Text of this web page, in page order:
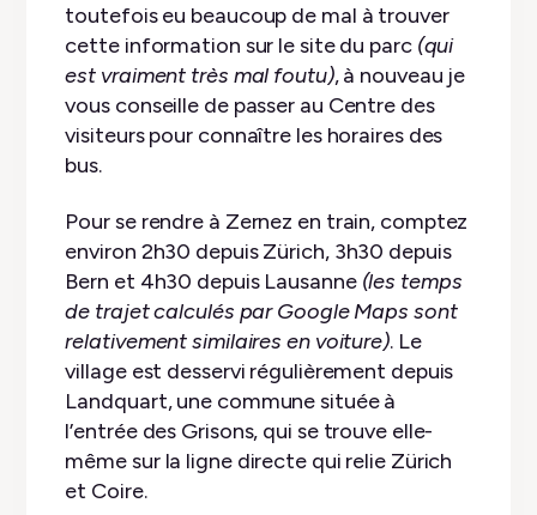
toutefois eu beaucoup de mal à trouver
cette information sur le site du parc (qui
est vraiment très mal foutu), à nouveau je
vous conseille de passer au Centre des
visiteurs pour connaître les horaires des
bus.
Pour se rendre à Zernez en train, comptez
environ 2h30 depuis Zürich, 3h30 depuis
Bern et 4h30 depuis Lausanne (les temps
de trajet calculés par Google Maps sont
relativement similaires en voiture). Le
village est desservi régulièrement depuis
Landquart, une commune située à
l’entrée des Grisons, qui se trouve elle-
même sur la ligne directe qui relie Zürich
et Coire.